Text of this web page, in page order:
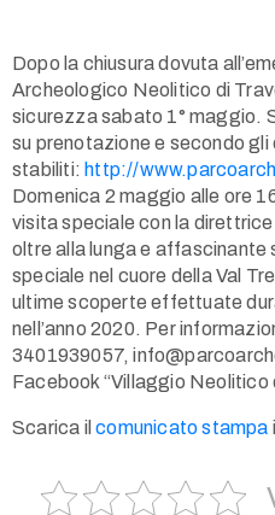
1(617)987-
6543
info@museumwp.com
Privacy
Policy
Terms
of
Use
Dopo la chiusura dovuta
Archeologico Neolitico di
sicurezza sabato 1° maggio.
su prenotazione e secondo gli
stabiliti: http://
Domenica 2 maggio alle ore
visita speciale con la
oltre alla lunga e affascinante
speciale nel cuore della Val
ultime scoperte effettuate
nell’anno 2020. Per
3401939057,
Facebook “Villaggio Neolitico
Scarica ilcomunicato stampa